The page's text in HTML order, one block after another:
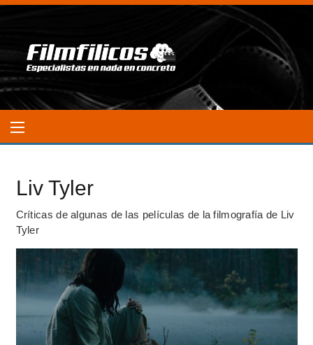
Liv Tyler
Críticas de algunas de las películas de la filmografía de Liv
Tyler